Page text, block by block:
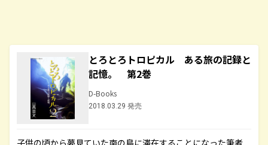
とろとろトロピカル ある旅の記録と
記憶。 第2巻
D-Books
2018.03.29 発売
子供の頃から夢見ていた南の島に滞在することになった筆者